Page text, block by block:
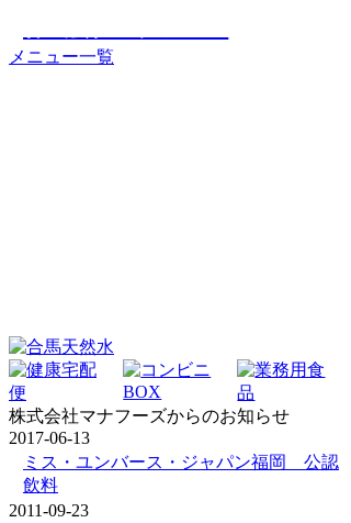
メニュー一覧
株式会社マナフーズからのお知らせ
2017-06-13
ミス・ユンバース・ジャパン福岡 公認
飲料
2011-09-23